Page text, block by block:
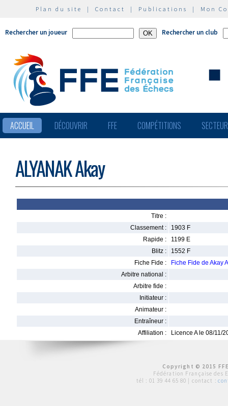
Plan du site | Contact | Publications | Mon
Rechercher un joueur Rechercher un club
ACCUEIL DÉCOUVRIR FFE COMPÉTITIONS
ALYANAK Akay
Titre :
Classement :
1903 F
Rapide :
1199 E
Blitz :
1552 F
Fiche Fide :
Fiche Fide de Akay
Arbitre national :
Arbitre fide :
Initiateur :
Animateur :
Entraîneur :
Affiliation :
Licence A le 08/11/
Copyright © 2015
Fédération Française des
tél : 01 39 44 65 80 | contact :